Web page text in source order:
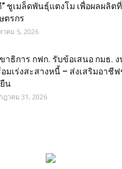
ชูเมล็ดพันธุ์แตงโม เพื่อผลผลิ
ตรกร
าคม 5, 2026
าธิการ กฟก. รับข้อเสนอ กมธ.
มเร่งสะสางหนี้ – ส่งเสริมอาชี
น
ฎาคม 31, 2026